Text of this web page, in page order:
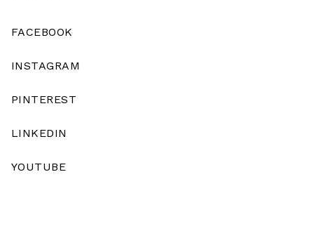
FACEBOOK
INSTAGRAM
PINTEREST
LINKEDIN
YOUTUBE